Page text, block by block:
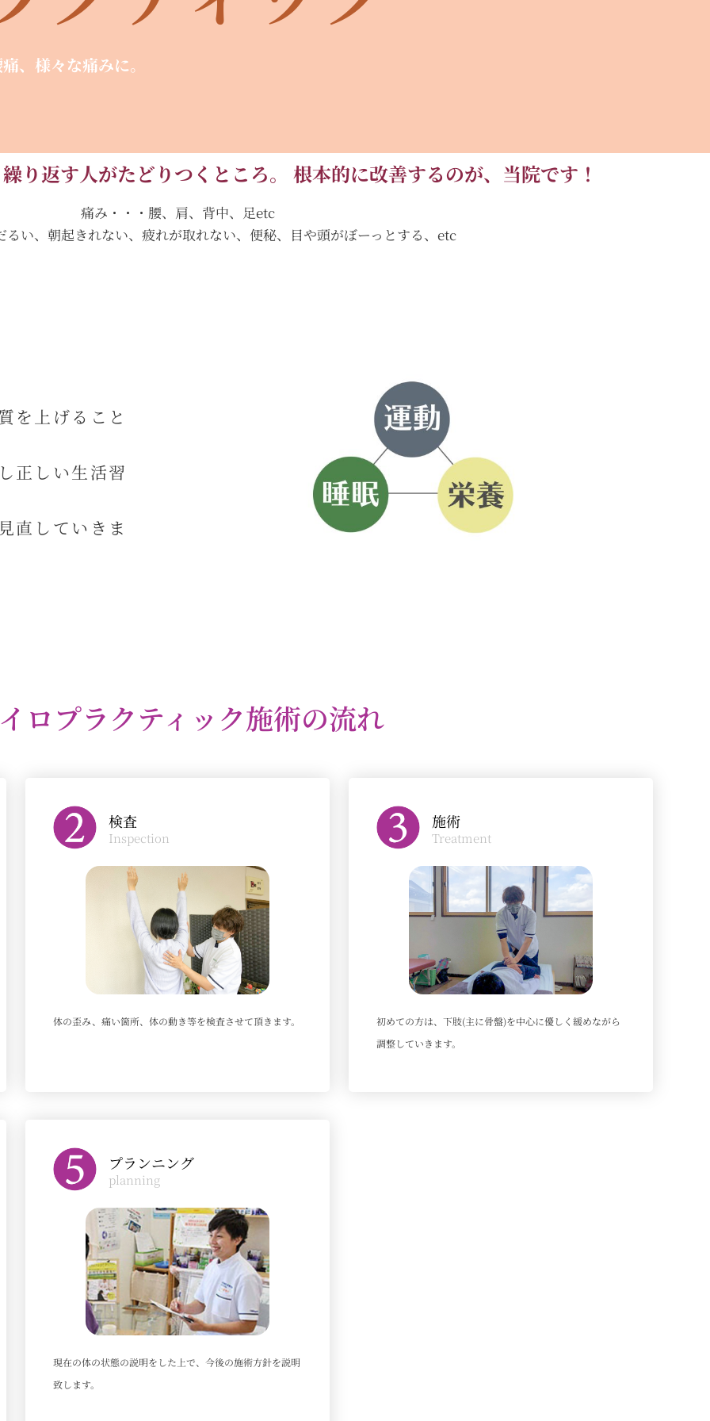
、様々な痛みに。
り返す人がたどりつくところ。 根本的に改善するのが、当院です！
痛み・・・腰、肩、背中、足etc
るい、朝起きれない、疲れが取れない、便秘、目や頭がぼーっとする、etc
を上げること
正しい生活習
直していきま
ロプラクティック施術の流れ
検査
Inspection
体の歪み、痛い箇所、体の動き等を検査させて頂きます。
施術
Treatment
初めての方は、下肢(主に骨盤)を中心に優しく緩めながら
調整していきます。
プランニング
planning
現在の体の状態の説明をした上で、今後の施術方針を説明
致します。